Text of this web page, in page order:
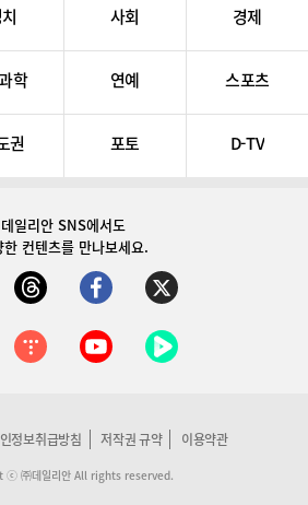
사회 경제
학 연예 스포츠
권 포토 D-TV
데일리안 SNS에서도
한 컨텐츠를 만나보세요.
정보취급방침 저작권 규약 이용약관
ⓒ ㈜데일리안 All rights reserved.